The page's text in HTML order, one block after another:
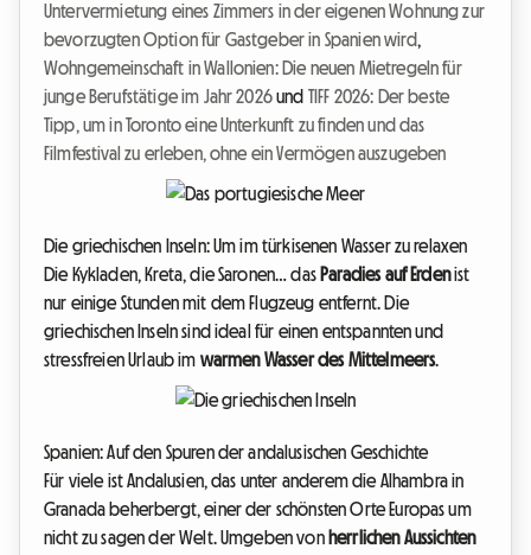
Untervermietung eines Zimmers in der eigenen Wohnung zur
bevorzugten Option für Gastgeber in Spanien wird,
Wohngemeinschaft in Wallonien: Die neuen Mietregeln für
junge Berufstätige im Jahr 2026und TIFF 2026: Der beste
Tipp, um in Toronto eine Unterkunft zu finden und das
Filmfestival zu erleben, ohne ein Vermögen auszugeben
Die griechischen Inseln: Um im türkisenen Wasser zu relaxen
Die Kykladen, Kreta, die Saronen… das Paradies auf Erdenist
nur einige Stunden mit dem Flugzeug entfernt. Die
griechischen Inseln sind ideal für einen entspannten und
stressfreien Urlaub im warmen Wasser des Mittelmeers.
Spanien: Auf den Spuren der andalusischen Geschichte
Für viele ist Andalusien, das unter anderem die Alhambra in
Granada beherbergt, einer der schönsten Orte Europas um
nicht zu sagen der Welt. Umgeben von herrlichen Aussichten